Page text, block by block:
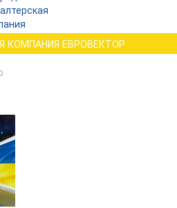
КОМПАНИЯ ЕВРОВЕКТОР